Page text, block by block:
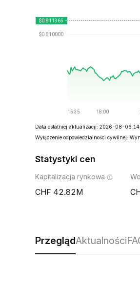
Data ostatniej aktualizacji: 2026-08-06
Wyłączenie odpowiedzialności cywilnej:
Statystyki cen
Kapitalizacja rynkowa
42.82M
PrzeglądAktualności